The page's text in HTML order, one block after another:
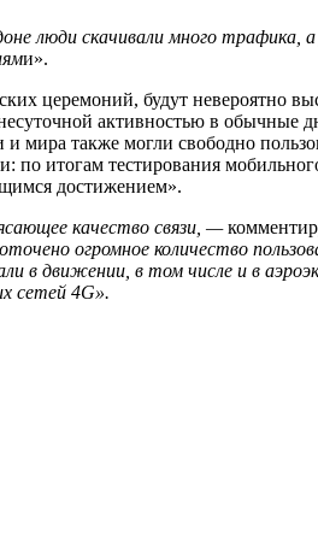
люди скачивали много трафика,
и».
церемоний, будут невероятно
активностью в обычные
мира также могли свободно
итогам тестирования
достижением».
качество связи, —
огромное количество
движении, в том числе и в
сетей 4G».